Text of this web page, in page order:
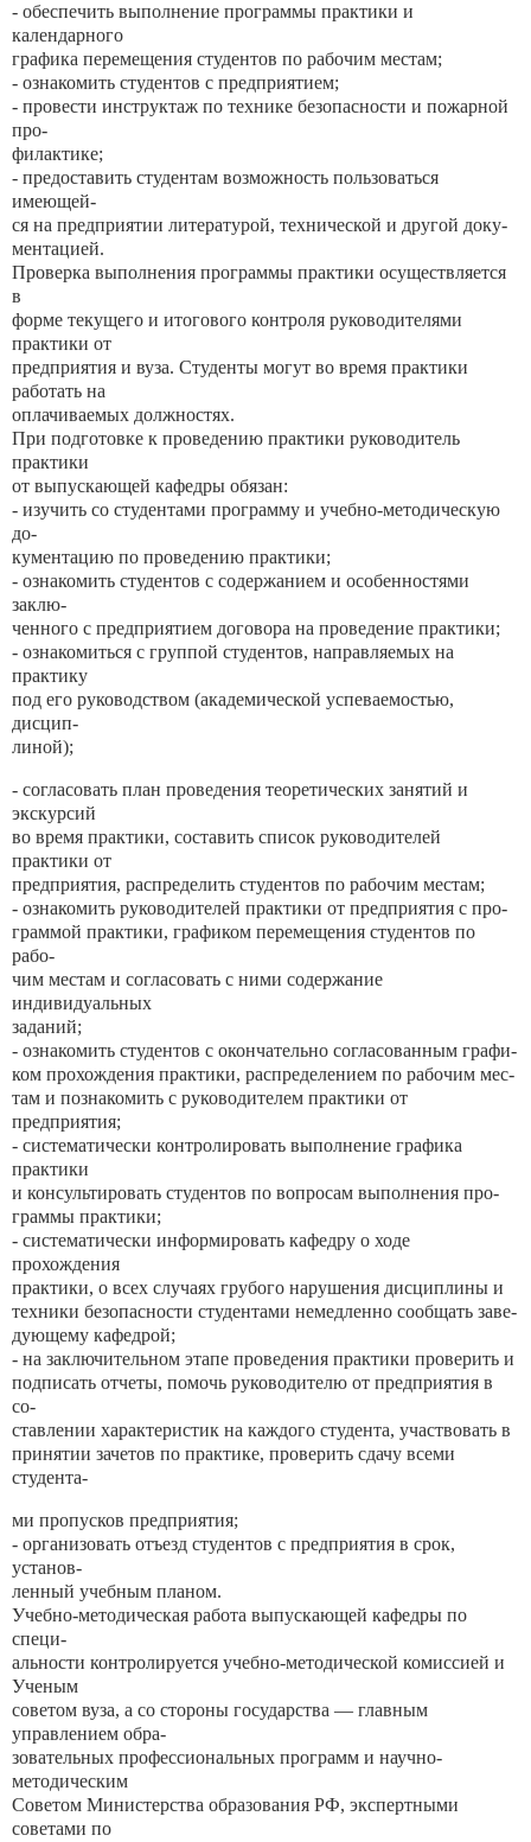
- обеспечить выполнение программы практики и
календарного
графика перемещения студентов по рабочим местам;
- ознакомить студентов с предприятием;
- провести инструктаж по технике безопасности и пожарной
про-
филактике;
- предоставить студентам возможность пользоваться
имеющей-
ся на предприятии литературой, технической и другой доку-
ментацией.
Проверка выполнения программы практики осуществляется
в
форме текущего и итогового контроля руководителями
практики от
предприятия и вуза. Студенты могут во время практики
работать на
оплачиваемых должностях.
При подготовке к проведению практики руководитель
практики
от выпускающей кафедры обязан:
- изучить со студентами программу и учебно-методическую
до-
кументацию по проведению практики;
- ознакомить студентов с содержанием и особенностями
заклю-
ченного с предприятием договора на проведение практики;
- ознакомиться с группой студентов, направляемых на
практику
под его руководством (академической успеваемостью,
дисцип-
линой);
- согласовать план проведения теоретических занятий и
экскурсий
во время практики, составить список руководителей
практики от
предприятия, распределить студентов по рабочим местам;
- ознакомить руководителей практики от предприятия с про-
граммой практики, графиком перемещения студентов по
рабо-
чим местам и согласовать с ними содержание
индивидуальных
заданий;
- ознакомить студентов с окончательно согласованным графи-
ком прохождения практики, распределением по рабочим мес-
там и познакомить с руководителем практики от
предприятия;
- систематически контролировать выполнение графика
практики
и консультировать студентов по вопросам выполнения про-
граммы практики;
- систематически информировать кафедру о ходе
прохождения
практики, о всех случаях грубого нарушения дисциплины и
техники безопасности студентами немедленно сообщать заве-
дующему кафедрой;
- на заключительном этапе проведения практики проверить и
подписать отчеты, помочь руководителю от предприятия в
со-
ставлении характеристик на каждого студента, участвовать в
принятии зачетов по практике, проверить сдачу всеми
студента-
ми пропусков предприятия;
- организовать отъезд студентов с предприятия в срок,
установ-
ленный учебным планом.
Учебно-методическая работа выпускающей кафедры по
специ-
альности контролируется учебно-методической комиссией и
Ученым
советом вуза, а со стороны государства — главным
управлением обра-
зовательных профессиональных программ и научно-
методическим
Советом Министерства образования РФ, экспертными
советами по